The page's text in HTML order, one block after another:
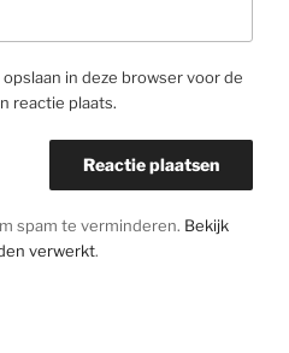
in deze browser voor de
reactie plaats.
spam te verminderen. Bekijk
verwerkt.